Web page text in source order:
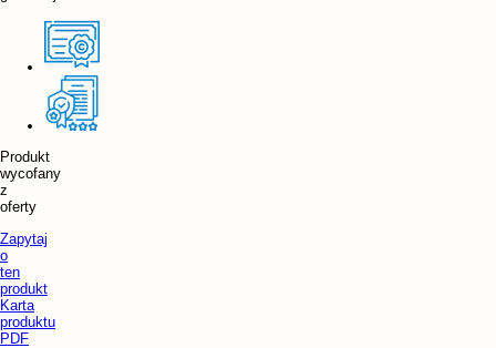
Produkt
wycofany
z
oferty
Zapytaj
o
ten
produkt
Karta
produktu
PDF